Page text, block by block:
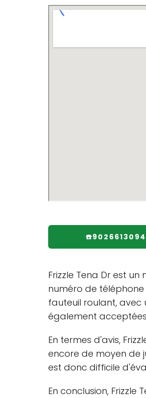
☎️9026613094
Frizzle Tena Dr est un
numéro de téléphone
fauteuil roulant, avec
également
En termes d'avis,
encore de moyen de
est donc difficile
En conclusion,